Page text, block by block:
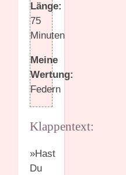
Länge:
75
Minuten
Meine
Wertung:
Federn
Klappentext:
»Hast
Du